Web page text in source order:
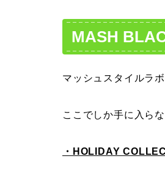
MASH
マッシュスタイルラ
ここでしか手に入ら
・HOLIDAY